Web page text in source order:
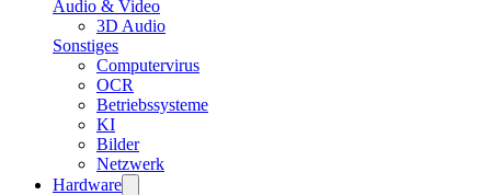
Audio & Video
3D Audio
Sonstiges
Computervirus
OCR
Betriebssysteme
KI
Bilder
Netzwerk
Hardware